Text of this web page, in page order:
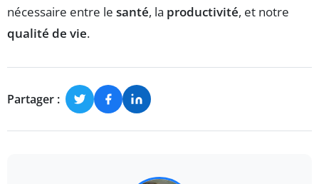
nécessaire entre le santé, la productivité, et notre
qualité de vie.
Partager :